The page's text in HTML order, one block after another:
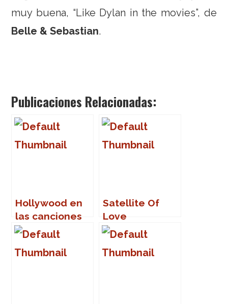
muy buena, “Like Dylan in the movies”, de
Belle & Sebastian.
Publicaciones Relacionadas:
Hollywood en
las canciones
(I)
Satellite Of
Love